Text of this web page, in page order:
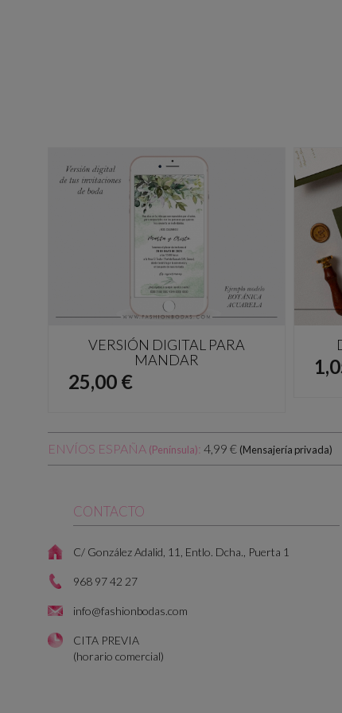
VERSIÓN DIGITAL PARA
MANDAR
Precio
25,00 €
ENVÍOS ESPAÑA (Península): 4,99 € (Mensajería privada)
CONTACTO
C/ González Adalid, 11, Entlo. Dcha., Puerta 1
968 97 42 27
info@fashionbodas.com
CITA PREVIA
(horario comercial)